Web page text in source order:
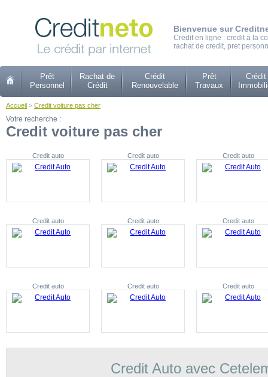
Bienvenue sur
Credit en ligne : credit a la
rachat de credit, pret
Prêt
Personnel
Rachat de
Crédit
Crédit
Renouvelable
Prêt
Travaux
Crédit
Accueil > Credit voiture pas cher
Votre recherche :
Credit voiture pas cher
Credit auto Credit auto Credit auto
Credit auto Credit auto Credit auto
Credit auto Credit auto Credit auto
Credit Auto avec